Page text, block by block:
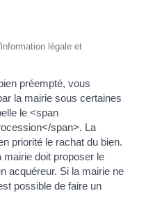
légale et
préempté, vous
la mairie sous certaines
le <span
span>. La
priorité le rachat du bien.
doit proposer le
acquéreur. Si la mairie ne
possible de faire un